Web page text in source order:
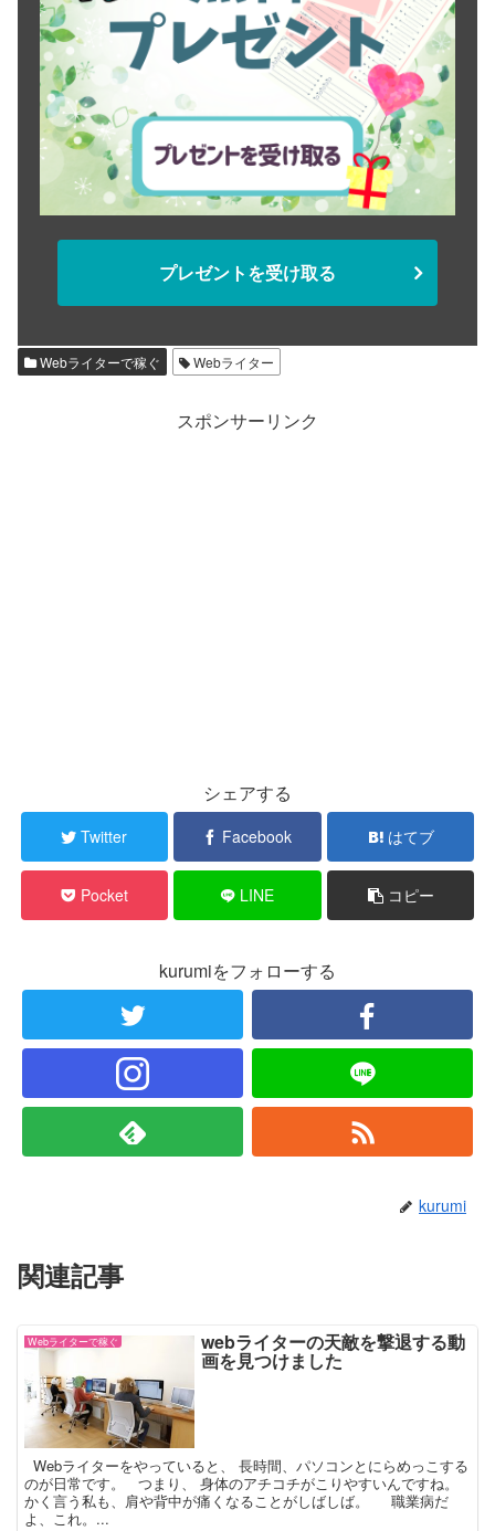
プレゼントを受け取る
Webライターで稼ぐ Webライター
スポンサーリンク
シェアする
Twitter Facebook はてブ
Pocket LINE コピー
kurumiをフォローする
kurumi
関連記事
Webライターで稼ぐ webライターの天敵を撃退する動
画を見つけました
Webライターをやっていると、 長時間、パソコンとにらめっこする
のが日常です。 つまり、 身体のアチコチがこりやすいんですね。
かく言う私も、肩や背中が痛くなることがしばしば。 職業病だ
よ、これ。...